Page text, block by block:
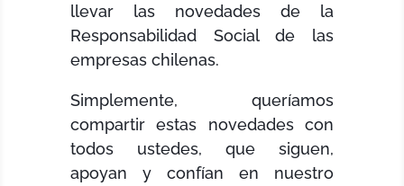
llevar las novedades de la
Responsabilidad Social de las
empresas chilenas.
Simplemente, queríamos
compartir estas novedades con
todos ustedes, que siguen,
apoyan y confían en nuestro